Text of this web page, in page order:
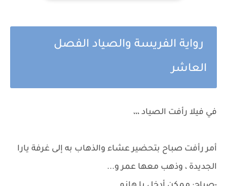
رواية الفريسة والصياد الفصل
العاشر
في فيلا رأفت الصياد ،،،
أمر رأفت صباح بتحضير عشاء والذهاب به إلى غرفة يارا
الجديدة ، وذهب معها عمر و...